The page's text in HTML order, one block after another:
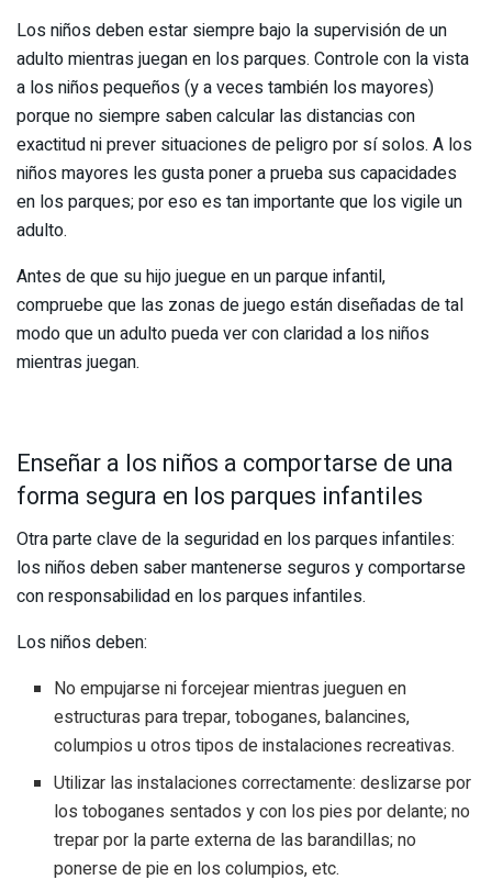
Los niños deben estar siempre bajo la supervisión de un
adulto mientras juegan en los parques. Controle con la vista
a los niños pequeños (y a veces también los mayores)
porque no siempre saben calcular las distancias con
exactitud ni prever situaciones de peligro por sí solos. A los
niños mayores les gusta poner a prueba sus capacidades
en los parques; por eso es tan importante que los vigile un
adulto.
Antes de que su hijo juegue en un parque infantil,
compruebe que las zonas de juego están diseñadas de tal
modo que un adulto pueda ver con claridad a los niños
mientras juegan.
Enseñar a los niños a comportarse de una
forma segura en los parques infantiles
Otra parte clave de la seguridad en los parques infantiles:
los niños deben saber mantenerse seguros y comportarse
con responsabilidad en los parques infantiles.
Los niños deben:
No empujarse ni forcejear mientras jueguen en
estructuras para trepar, toboganes, balancines,
columpios u otros tipos de instalaciones recreativas.
Utilizar las instalaciones correctamente: deslizarse por
los toboganes sentados y con los pies por delante; no
trepar por la parte externa de las barandillas; no
ponerse de pie en los columpios, etc.